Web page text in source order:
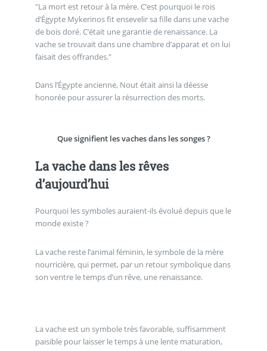
"La mort est retour à la mère. C’est pourquoi le rois
d’Égypte Mykerinos fit ensevelir sa fille dans une vache
de bois doré. C’était une garantie de renaissance. La
vache se trouvait dans une chambre d’apparat et on lui
faisait des offrandes."
Dans l’Égypte ancienne, Nout était ainsi la déesse
honorée pour assurer la résurrection des morts.
Que signifient les vaches dans les songes ?
La vache dans les rêves
d’aujourd’hui
Pourquoi les symboles auraient-ils évolué depuis que le
monde existe ?
La vache reste l’animal féminin, le symbole de la mère
nourricière, qui permet, par un retour symbolique dans
son ventre le temps d’un rêve, une renaissance.
La vache est un symbole très favorable, suffisamment
paisible pour laisser le temps à une lente maturation,